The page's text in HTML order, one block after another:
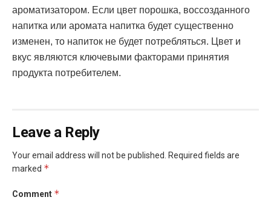
ароматизатором. Если цвет порошка, воссозданного
напитка или аромата напитка будет существенно
изменен, то напиток не будет потребляться. Цвет и
вкус являются ключевыми факторами принятия
продукта потребителем.
Leave a Reply
Your email address will not be published.
Required fields are
marked *
Comment *